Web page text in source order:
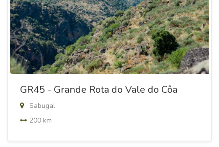
GR45 - Grande Rota do Vale do Côa
Sabugal
200 km